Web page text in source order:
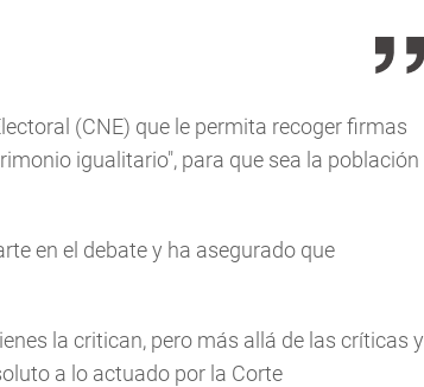
(CNE) que le permita recoger firmas
igualitario", para que sea la población
en el debate y ha asegurado que
la critican, pero más allá de las críticas y
a lo actuado por la Corte